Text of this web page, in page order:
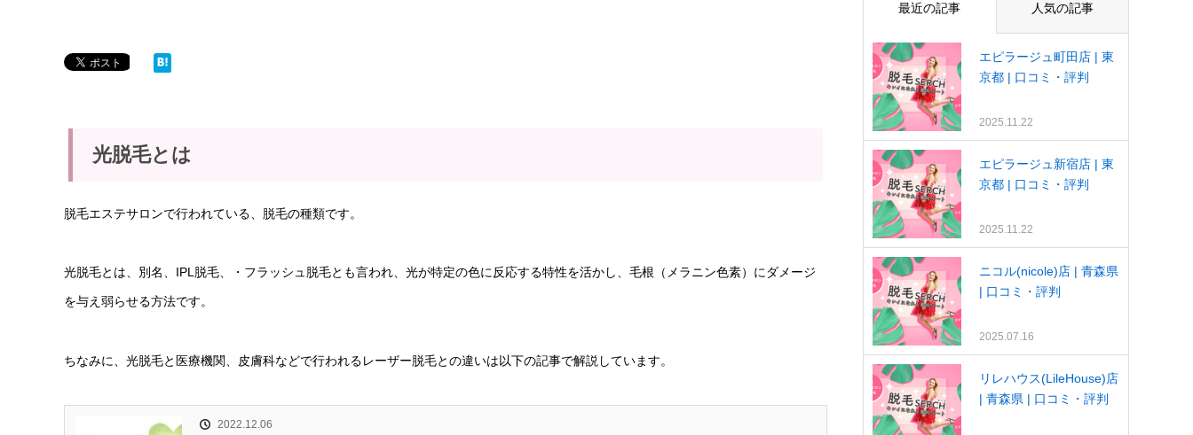
光脱毛とは
脱毛エステサロンで行われている、脱毛の種類です。
光脱毛とは、別名、IPL脱毛、・フラッシュ脱毛とも言われ、光が特定の色に反応する特性を活かし、毛根（メラニン色素）にダメージ
を与え弱らせる方法です。
ちなみに、光脱毛と医療機関、皮膚科などで行われるレーザー脱毛との違いは以下の記事で解説しています。
2022.12.06
最近の記事 人気の記事
エピラージュ町田店 | 東
京都 | 口コミ・評判
2025.11.22
エピラージュ新宿店 | 東
京都 | 口コミ・評判
2025.11.22
ニコル(nicole)店 | 青森県
| 口コミ・評判
2025.07.16
リレハウス(LileHouse)店
| 青森県 | 口コミ・評判